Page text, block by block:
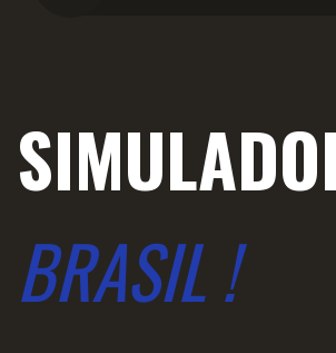
BRASIL !